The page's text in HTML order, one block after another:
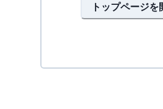
トップページを